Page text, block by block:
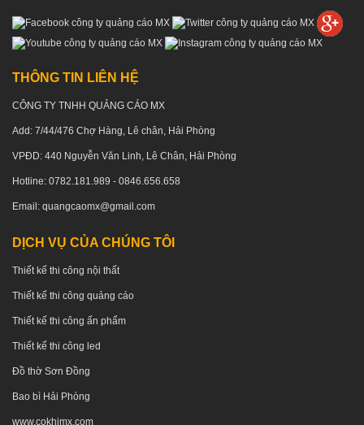
THÔNG TIN LIÊN HỆ
CÔNG TY TNHH QUẢNG CÁO MX
Add: 7/44/476 Chợ Hàng, Lê chân, Hải Phòng
VPĐD: 440 Nguyễn Văn Linh, Lê Chân, Hải Phòng
Hotline: 0782.181.989 - 0846.656.658
Email: quangcaomx@gmail.com
DỊCH VỤ CỦA CHÚNG TÔI
Thiết kế thi công nội thất
Thiết kế thi công quảng cáo
Thiết kế thi công ấn phẩm
Thiết kế thi công led
Đồ thờ Sơn Đồng
Bao bì Hải Phòng
www.cokhimx.com